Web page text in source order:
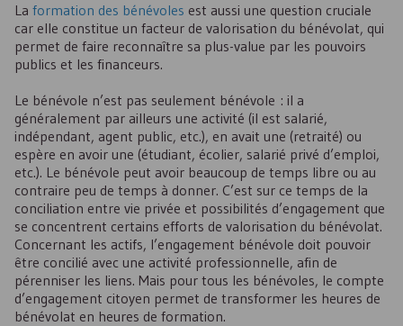
La formation des bénévoles est aussi une question cruciale
car elle constitue un facteur de valorisation du bénévolat, qui
permet de faire reconnaître sa plus-value par les pouvoirs
publics et les financeurs.
Le bénévole n’est pas seulement bénévole : il a
généralement par ailleurs une activité (il est salarié,
indépendant, agent public, etc.), en avait une (retraité) ou
espère en avoir une (étudiant, écolier, salarié privé d’emploi,
etc.). Le bénévole peut avoir beaucoup de temps libre ou au
contraire peu de temps à donner. C’est sur ce temps de la
conciliation entre vie privée et possibilités d’engagement que
se concentrent certains efforts de valorisation du bénévolat.
Concernant les actifs, l’engagement bénévole doit pouvoir
être concilié avec une activité professionnelle, afin de
pérenniser les liens. Mais pour tous les bénévoles, le compte
d’engagement citoyen permet de transformer les heures de
bénévolat en heures de formation.